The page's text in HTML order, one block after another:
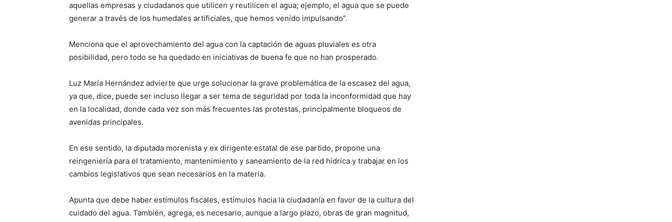
aquellas empresas y ciudadanos que utilicen y reutilicen el agua; ejemplo, el agua que se puede
generar a través de los humedales artificiales, que hemos venido impulsando”.
Menciona que el aprovechamiento del agua con la captación de aguas pluviales es otra
posibilidad, pero todo se ha quedado en iniciativas de buena fe que no han prosperado.
Luz María Hernández advierte que urge solucionar la grave problemática de la escasez del agua,
ya que, dice, puede ser incluso llegar a ser tema de seguridad por toda la inconformidad que hay
en la localidad, donde cada vez son más frecuentes las protestas, principalmente bloqueos de
avenidas principales.
En ese sentido, la diputada morenista y ex dirigente estatal de ese partido, propone una
reingeniería para el tratamiento, mantenimiento y saneamiento de la red hídrica y trabajar en los
cambios legislativos que sean necesarios en la materia.
Apunta que debe haber estímulos fiscales, estímulos hacia la ciudadanía en favor de la cultura del
cuidado del agua. También, agrega, es necesario, aunque a largo plazo, obras de gran magnitud,